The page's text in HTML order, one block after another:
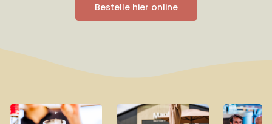
Bestelle hier online